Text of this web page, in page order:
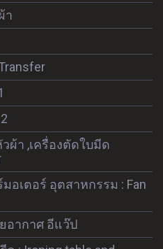
า
ผ้า ,เครื่องตัดใบมีด
อเตอร์ อุตสาหกรรม : Fan
ยอากาศ อีแว๊ป